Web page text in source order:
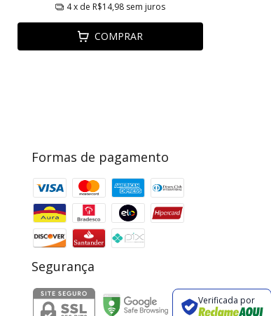
4x de R$14,98 sem juros
COMPRAR
Formas de pagamento
Segurança
Verificada por